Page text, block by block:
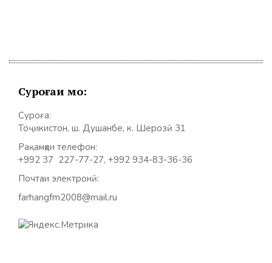
Суроғаи мо:
Суроға:
Тоҷикистон, ш. Душанбе, к. Шерозӣ 31
Рақамҳои телефон:
+992 37 227-77-27, +992 934-83-36-36
Почтаи электронӣ:
farhangfm2008@mail.ru